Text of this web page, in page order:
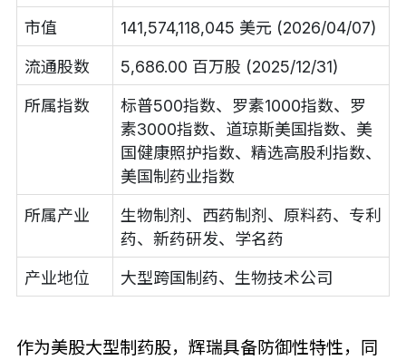
市值 141,574,118,045 美元 (2026/04/07)
流通股数 5,686.00 百万股 (2025/12/31)
所属指数
标普500指数、罗素1000指数、罗
素3000指数、道琼斯美国指数、美
国健康照护指数、精选高股利指数、
美国制药业指数
所属产业
生物制剂、西药制剂、原料药、专利
药、新药研发、学名药
产业地位 大型跨国制药、生物技术公司
作为美股大型制药股，辉瑞具备防御性特性，同